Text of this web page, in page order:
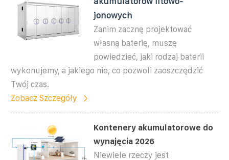
jonowych
Zanim zacznę projektować
własną baterię, muszę
powiedzieć, jaki rodzaj baterii
wykonujemy, a jakiego nie, co pozwoli zaoszczędzić
Twój czas.
Zobacz Szczegóły
Kontenery akumulatorowe do
wynajęcia 2026
Niewiele rzeczy jest